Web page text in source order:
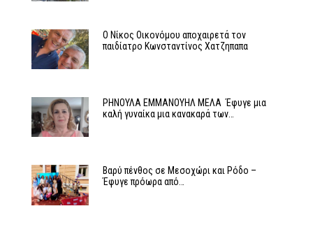
Ο Νίκος Οικονόμου αποχαιρετά τον
παιδίατρο Κωνσταντίνος Χατζηπαπα
ΡΗΝΟΥΛΑ ΕΜΜΑΝΟΥΗΛ ΜΕΛΑ Έφυγε μια
καλή γυναίκα μια κανακαρά των…
Βαρύ πένθος σε Μεσοχώρι και Ρόδο –
Έφυγε πρόωρα από…